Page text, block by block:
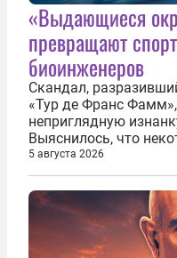
«Выдающиеся
превращают
биоинженеров
Скандал,
«Тур де Франс
неприглядную
Выяснилось, что
размер груди ради
фасадом труда,
благородства,
ассоциировать с...
5 августа 2026